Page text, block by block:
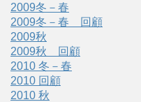
2009冬－春
2009冬－春 回顧
2009秋
2009秋 回顧
2010 冬－春
2010 回顧
2010 秋